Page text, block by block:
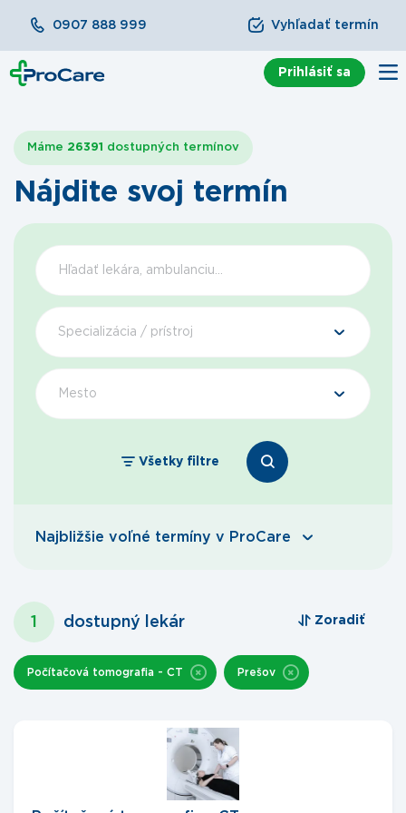
0907 888 999 Vyhľadať termín
Prihlásiť sa
Nájdite svoj termín
Máme 26391 dostupných termínov
Špecializácia / prístroj
Mesto
Všetky filtre
Najbližšie voľné termíny v ProCare
1 dostupný lekár Zoradiť
Počítačová tomografia - CT Prešov